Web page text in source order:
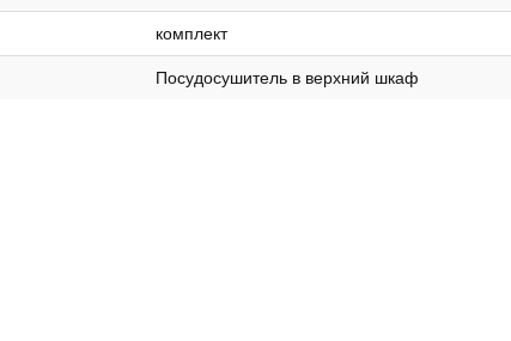
комплект
Посудосушитель в верхний шкаф